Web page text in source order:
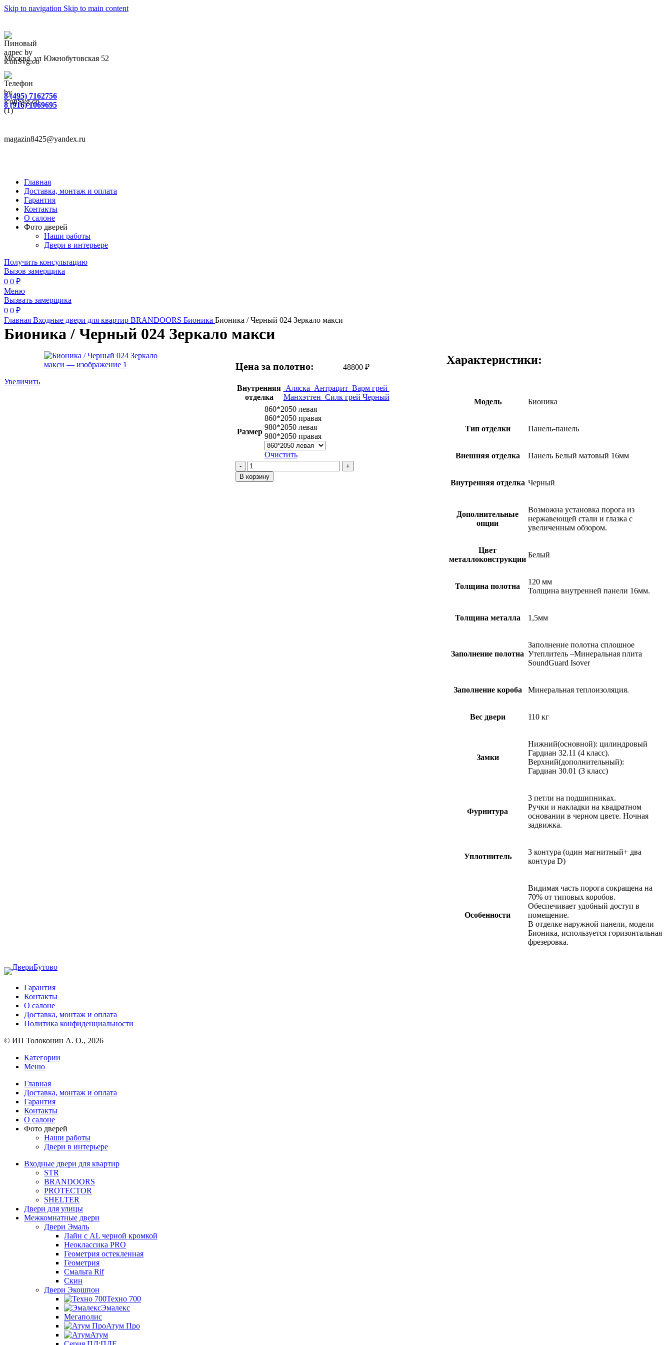
Skip to navigation Skip to main content
Москва, ул Южнобутовская 52
8 (495) 7162756
8 (916) 1069695
magazin8425@yandex.ru
Главная
Доставка, монтаж и оплата
Гарантия
Контакты
О салоне
Фото дверей
Наши работы
Двери в интерьере
Получить консультацию
Вызов замерщика
0 0 ₽
Меню
Вызвать замерщика
0 0 ₽
Главная Входные двери для квартир BRANDOORS Бионика Бионика / Черный 024 Зеркало макси
Бионика / Черный 024 Зеркало макси
Увеличить
Цена за полотно: 48800 ₽
Внутренняя
отделка
Аляска Антрацит Варм грей
Манхэттен Силк грей Черный
Размер
860*2050 левая
860*2050 правая
980*2050 левая
980*2050 правая
Очистить
Количество
товара
Бионика
В корзину
Характеристики:
Модель Бионика
Тип отделки Панель-панель
Внешняя отделка Панель Белый матовый 16мм
Внутренняя отделка Черный
Дополнительные
опции
Возможна установка порога из
нержавеющей стали и глазка с
увеличенным обзором.
Цвет
металлоконструкции
Белый
Толщина полотна
120 мм
Толщина внутренней панели 16мм.
Толщина металла 1,5мм
Заполнение полотна
Заполнение полотна сплошное
Утеплитель –Минеральная плита
SoundGuard Isover
Заполнение короба Минеральная теплоизоляция.
Вес двери 110 кг
Замки
Нижний(основной): цилиндровый
Гардиан 32.11 (4 класс).
Верхний(дополнительный):
Гардиан 30.01 (3 класс)
Фурнитура
3 петли на подшипниках.
Ручки и накладки на квадратном
основании в черном цвете. Ночная
задвижка.
Уплотнитель
3 контура (один магнитный+ два
контура D)
Особенности
Видимая часть порога сокращена на
70% от типовых коробов.
Обеспечивает удобный доступ в
помещение.
В отделке наружной панели, модели
Бионика, используется горизонтальная
фрезеровка.
Гарантия
Контакты
О салоне
Доставка, монтаж и оплата
Политика конфиденциальности
© ИП Толоконин А. О., 2026
Категории
Меню
Главная
Доставка, монтаж и оплата
Гарантия
Контакты
О салоне
Фото дверей
Наши работы
Двери в интерьере
Входные двери для квартир
STR
BRANDOORS
PROTECTOR
SHELTER
Двери для улицы
Межкомнатные двери
Двери Эмаль
Лайн с AL черной кромкой
Неоклассика PRO
Геометрия остекленная
Геометрия
Смальта Rif
Скин
Двери Экошпон
Техно 700
Эмалекс
Мегаполис
Атум Про
Атум